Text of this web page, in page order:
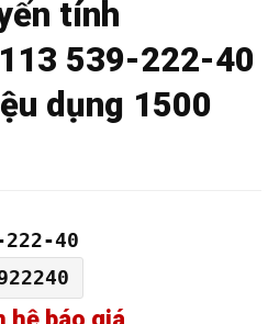
tính
539-222-40
dụng 1500
222-40